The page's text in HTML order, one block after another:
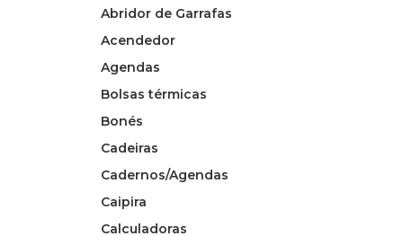
Abridor de Garrafas
Acendedor
Agendas
Bolsas térmicas
Bonés
Cadeiras
Cadernos/Agendas
Caipira
Calculadoras